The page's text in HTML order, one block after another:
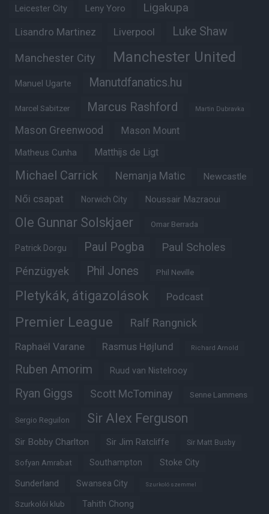
Leicester City Leny Yoro Ligakupa
Lisandro Martinez Liverpool Luke Shaw
Manchester City Manchester United
Manuel Ugarte Manutdfanatics.hu
Marcel Sabitzer Marcus Rashford Martin Dubravka
Mason Greenwood Mason Mount
Matheus Cunha Matthijs de Ligt
Michael Carrick Nemanja Matic Newcastle
Női csapat Norwich City Noussair Mazraoui
Ole Gunnar Solskjaer Omar Berrada
Patrick Dorgu Paul Pogba Paul Scholes
Pénzügyek Phil Jones Phil Neville
Pletykák, átigazolások Podcast
Premier League Ralf Rangnick
Raphaël Varane Rasmus Højlund Richard Arnold
Ruben Amorim Ruud van Nistelrooy
Ryan Giggs Scott McTominay Senne Lammens
Sergio Reguilon Sir Alex Ferguson
Sir Bobby Charlton Sir Jim Ratcliffe Sir Matt Busby
Sofyan Amrabat Southampton Stoke City
Sunderland Swansea City Szurkoló szemmel
Szurkolói klub Tahith Chong